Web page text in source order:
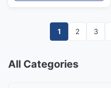
1 2 3
All Categories